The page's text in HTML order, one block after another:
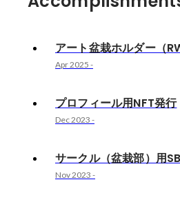
アート盆栽ホルダー（
Apr 2025 -
プロフィール用NFT発行
Dec 2023 -
サークル（盆栽部）用
Nov 2023 -